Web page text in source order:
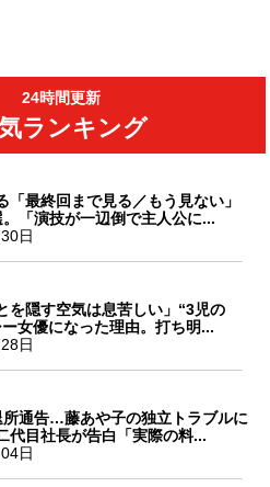
24時間更新
ランキング
「最終回まで見る／もう見ない」
「演技が一辺倒で主人公に...
日
を隠す空気は息苦しい」“3児の
女優になった理由。打ち明...
日
所通告…藤あや子の独立トラブルに
代目社長が告白「実際の料...
日